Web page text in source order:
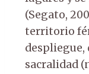
(Segato,
territorio
despliegue,
sacralidad